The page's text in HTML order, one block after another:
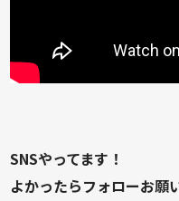
SNSやってます！
よかったらフォローお願